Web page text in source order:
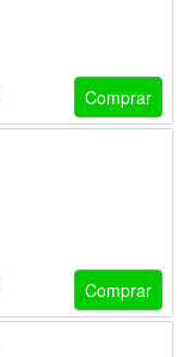
Comprar
Comprar